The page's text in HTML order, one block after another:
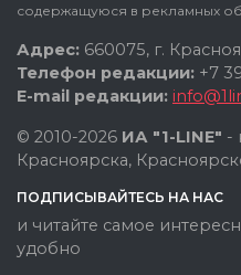
содержащуюся в рекламных
Адрес: 660075, г.
Телефон редакции: +7
E-mail редакции:
© 2010-2026 ИА "1-LINE" -
Красноярска,
ПОДПИСЫВАЙТЕСЬ НА НАС
и читайте самое
удобно